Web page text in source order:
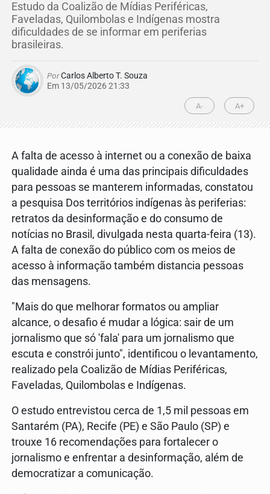
Estudo da Coalizão de Mídias Periféricas,
Faveladas, Quilombolas e Indígenas mostra
dificuldades de se informar em periferias
brasileiras.
PorCarlos Alberto T. Souza
Em 13/05/2026 21:33
A- A+
A falta de acesso à internet ou a conexão de baixa
qualidade ainda é uma das principais dificuldades
para pessoas se manterem informadas, constatou
a pesquisa Dos territórios indígenas às periferias:
retratos da desinformação e do consumo de
notícias no Brasil, divulgada nesta quarta-feira (13).
A falta de conexão do público com os meios de
acesso à informação também distancia pessoas
das mensagens.
"Mais do que melhorar formatos ou ampliar
alcance, o desafio é mudar a lógica: sair de um
jornalismo que só 'fala' para um jornalismo que
escuta e constrói junto", identificou o levantamento,
realizado pela Coalizão de Mídias Periféricas,
Faveladas, Quilombolas e Indígenas.
O estudo entrevistou cerca de 1,5 mil pessoas em
Santarém (PA), Recife (PE) e São Paulo (SP) e
trouxe 16 recomendações para fortalecer o
jornalismo e enfrentar a desinformação, além de
democratizar a comunicação.